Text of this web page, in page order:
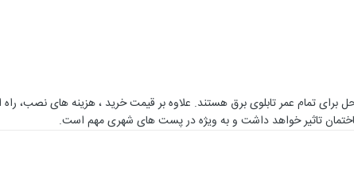
حل برای تمام عمر تابلوی برق هستند. علاوه بر قیمت خرید ، هزینه های نصب،
تاثیر خواهد داشت و به ویژه در پست های شهری مهم است.